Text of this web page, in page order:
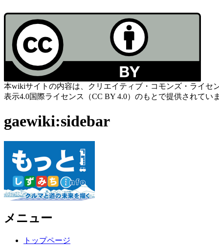
本wikiサイトの内容は、クリエイティブ・コモンズ・ライセ
表示4.0国際ライセンス（CC BY 4.0）のもとで提供されてい
gaewiki:sidebar
メニュー
トップページ